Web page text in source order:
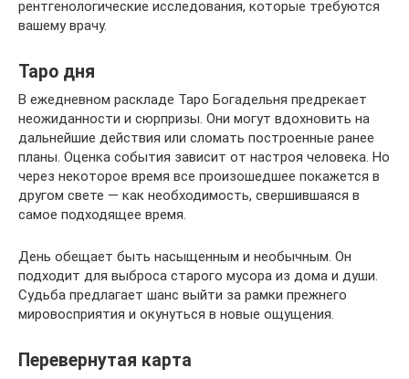
рентгенологические исследования, которые требуются
вашему врачу.
Таро дня
В ежедневном раскладе Таро Богадельня предрекает
неожиданности и сюрпризы. Они могут вдохновить на
дальнейшие действия или сломать построенные ранее
планы. Оценка события зависит от настроя человека. Но
через некоторое время все произошедшее покажется в
другом свете — как необходимость, свершившаяся в
самое подходящее время.
День обещает быть насыщенным и необычным. Он
подходит для выброса старого мусора из дома и души.
Судьба предлагает шанс выйти за рамки прежнего
мировосприятия и окунуться в новые ощущения.
Перевернутая карта